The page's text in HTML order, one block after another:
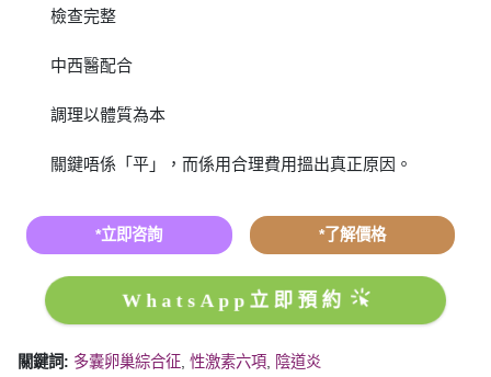
檢查完整
中西醫配合
調理以體質為本
關鍵唔係「平」，而係用合理費用搵出真正原因。
*立即咨詢 *了解價格
WhatsApp立即預約
關鍵詞: 多囊卵巢綜合征 性激素六項 陰道炎